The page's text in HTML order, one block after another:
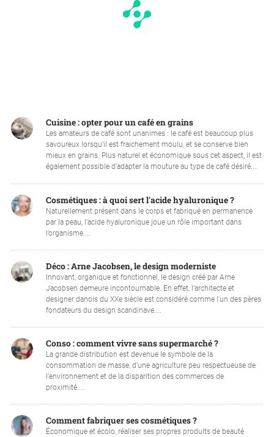
Cuisine : opter pour un café en grains
Les amateurs de café sont unanimes : le café est beaucoup plus
savoureux lorsqu’il est fraichement moulu, et se conserve bien
mieux en grains. Plus naturel et économique sous cet aspect, il est
également possible d’adapter la mouture au type de café désiré....
Cosmétiques : à quoi sert l'acide hyaluronique ?
Naturellement présent dans le corps et fabriqué en permanence
par la peau, l’acide hyaluronique joue un rôle important dans
l’organisme....
Déco : Arne Jacobsen, le design moderniste
Innovant, organique et fonctionnel, le design créé par Arne
Jacobsen demeure incontournable. En effet, l’architecte et
designer danois du XXe siècle est considéré comme l'un des pères
fondateurs du design scandinave....
Conso : comment vivre sans supermarché ?
La grande distribution est devenue le symbole de la
consommation de masse, d’une agriculture peu respectueuse de
l’environnement et de la disparition des commerces de
proximité....
Comment fabriquer ses cosmétiques ?
Économique et écolo, réaliser ses propres produits de beauté